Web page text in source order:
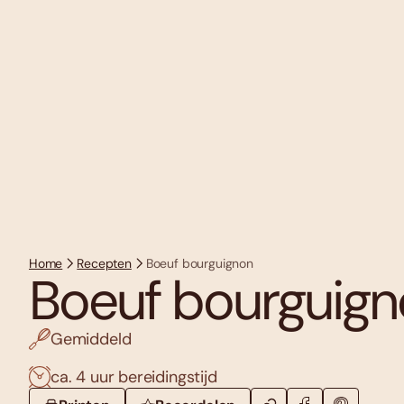
Home Recepten Boeuf bourguignon
Boeuf
Gemiddeld
ca. 4 uur bereidingstijd